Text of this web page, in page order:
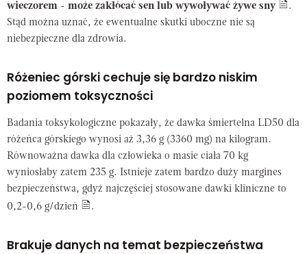
wieczorem - może zakłócać sen lub wywoływać żywe sny
.
Stąd można uznać, że ewentualne skutki uboczne nie są
niebezpieczne dla zdrowia.
Różeniec górski cechuje się bardzo niskim
poziomem toksyczności
Badania toksykologiczne pokazały, że dawka śmiertelna LD50 dla
różeńca górskiego wynosi aż 3,36 g (3360 mg) na kilogram.
Równoważna dawka dla człowieka o masie ciała 70 kg
wyniosłaby zatem 235 g. Istnieje zatem bardzo duży margines
bezpieczeństwa, gdyż najczęściej stosowane dawki kliniczne to
0,2-0,6 g/dzień
.
Brakuje danych na temat bezpieczeństwa